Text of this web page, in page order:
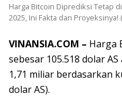
Harga Bitcoin Diprediksi Tetap
2025, Ini Fakta dan
VINANSIA.COM – Harga
sebesar 105.518 dolar
1,71 miliar berdasarkan
dolar AS).